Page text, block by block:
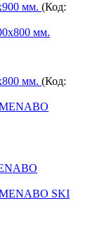
мм. (Код:
мм. (Код: